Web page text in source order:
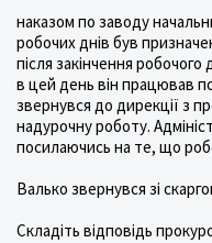
наказом по заводу
робочих днів був
після закінчення
в цей день він працював
звернувся до дирекції з
надурочну роботу.
посилаючись на те, що
Валько звернувся зі
Складіть відповідь